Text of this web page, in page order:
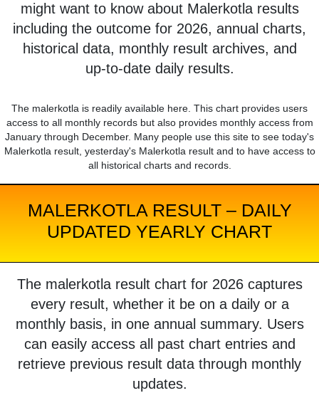
might want to know about Malerkotla results
including the outcome for 2026, annual charts,
historical data, monthly result archives, and
up-to-date daily results.
The malerkotla is readily available here. This chart provides users
access to all monthly records but also provides monthly access from
January through December. Many people use this site to see today's
Malerkotla result, yesterday's Malerkotla result and to have access to
all historical charts and records.
MALERKOTLA RESULT – DAILY
UPDATED YEARLY CHART
The malerkotla result chart for 2026 captures
every result, whether it be on a daily or a
monthly basis, in one annual summary. Users
can easily access all past chart entries and
retrieve previous result data through monthly
updates.